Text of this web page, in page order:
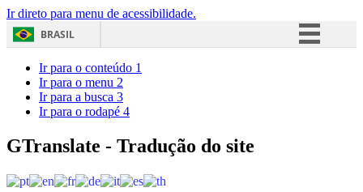
Ir direto para menu de acessibilidade.
BRASIL
Acesso à informação
Ir para o conteúdo 1
Ir para o menu 2
Ir para a busca 3
Ir para o rodapé 4
GTranslate - Tradução do site